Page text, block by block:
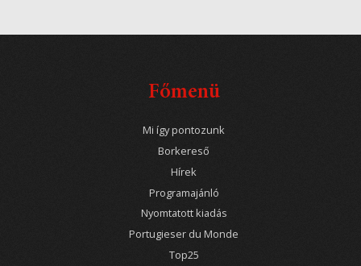
Főmenü
Mi így pontozunk
Borkereső
Hírek
Programajánló
Nyomtatott kiadás
Portugieser du Monde
Top25